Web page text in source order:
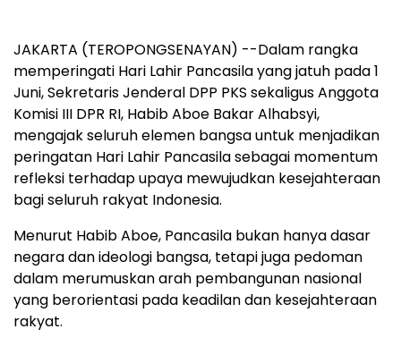
JAKARTA (TEROPONGSENAYAN) --Dalam rangka
memperingati Hari Lahir Pancasila yang jatuh pada 1
Juni, Sekretaris Jenderal DPP PKS sekaligus Anggota
Komisi III DPR RI, Habib Aboe Bakar Alhabsyi,
mengajak seluruh elemen bangsa untuk menjadikan
peringatan Hari Lahir Pancasila sebagai momentum
refleksi terhadap upaya mewujudkan kesejahteraan
bagi seluruh rakyat Indonesia.
Menurut Habib Aboe, Pancasila bukan hanya dasar
negara dan ideologi bangsa, tetapi juga pedoman
dalam merumuskan arah pembangunan nasional
yang berorientasi pada keadilan dan kesejahteraan
rakyat.